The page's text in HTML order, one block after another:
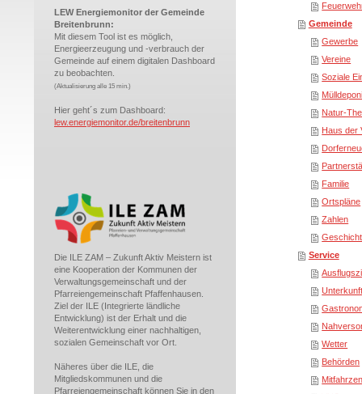
LEW Energiemonitor der Gemeinde
Breitenbrunn:
Mit diesem Tool ist es möglich,
Energieerzeugung und -verbrauch der
Gemeinde auf einem digitalen Dashboard
zu beobachten.
(Aktualisierung alle 15 min.)
Hier geht´s zum Dashboard:
lew.energiemonitor.de/breitenbrunn
Die ILE ZAM – Zukunft Aktiv Meistern ist
eine Kooperation der Kommunen der
Verwaltungsgemeinschaft und der
Pfarreiengemeinschaft Pfaffenhausen.
Ziel der ILE (Integrierte ländliche
Entwicklung) ist der Erhalt und die
Weiterentwicklung einer nachhaltigen,
sozialen Gemeinschaft vor Ort.
Näheres über die ILE, die
Mitgliedskommunen und die
Pfarreiengemeinschaft können Sie in den
Gemeinde
Gewerbe
Vereine
Soziale
Natur-
Haus der
Familie
Ortspläne
Zahlen
Service
Wetter
Behörden